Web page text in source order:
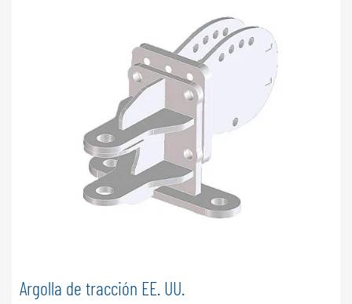
Argolla de tracción EE. UU.